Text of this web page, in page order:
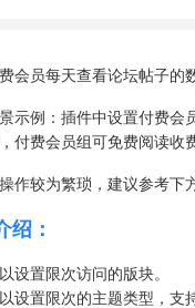
会员每天查看论坛帖子的
示例：插件中设置付费会
付费会员组可免费阅读收
作较为繁琐，建议参考下
绍：
设置限次访问的版块。
设置限次的主题类型，支